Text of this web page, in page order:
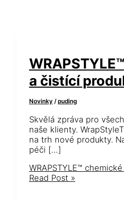
a čistící
Novinky/puding
Skvělá zpráva pro
naše klienty.
na trh nové produkty.
péči […]
WRAPSTYLE™
Read Post »